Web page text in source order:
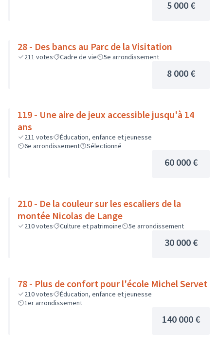
5 000 €
28 - Des bancs au Parc de la Visitation
211 votes Cadre de vie 5e arrondissement
8 000 €
119 - Une aire de jeux accessible jusqu'à 14
ans
211 votes
Éducation, enfance et jeunesse
6e arrondissement
Sélectionné
60 000 €
210 - De la couleur sur les escaliers de la
montée Nicolas de Lange
210votes Culture et patrimoine 5e arrondissement
30 000 €
78 - Plus de confort pour l'école Michel Servet
210votes
Éducation, enfance et jeunesse
1er arrondissement
140 000 €